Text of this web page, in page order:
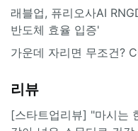
래블업, 퓨리오사AI
반도체 효율 입증'
가운데 자리면 무조건?
리뷰
[스타트업리뷰] "마시는